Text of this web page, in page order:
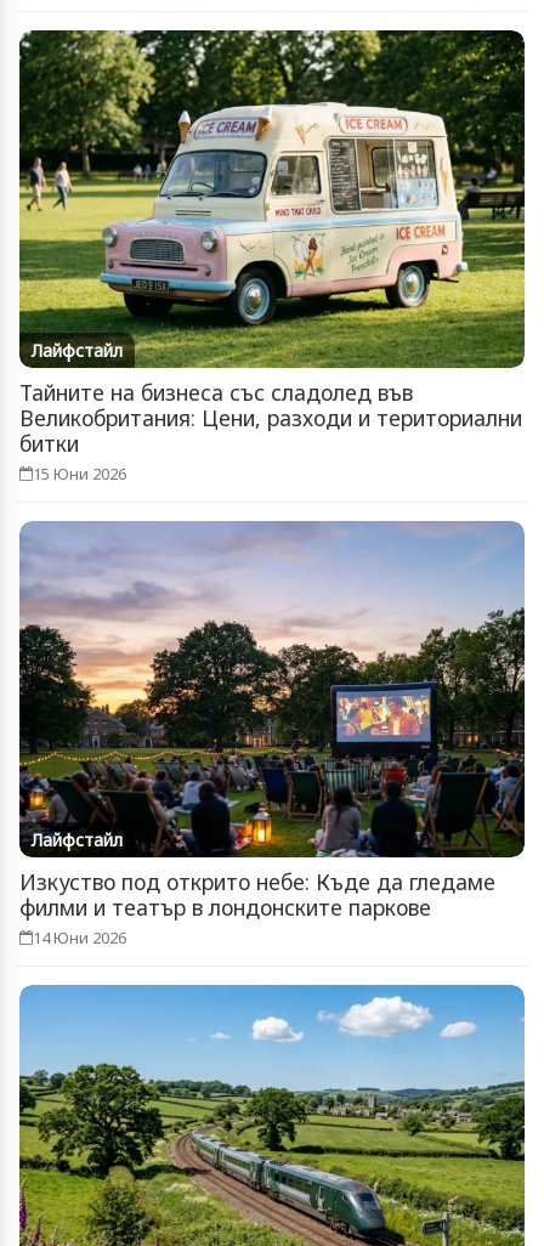
Лайфстайл
Тайните на бизнеса със сладолед във
Великобритания: Цени, разходи и териториални
битки
15 Юни 2026
Лайфстайл
Изкуство под открито небе: Къде да гледаме
филми и театър в лондонските паркове
14 Юни 2026